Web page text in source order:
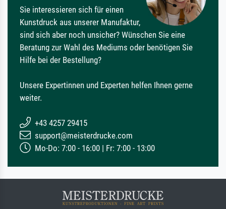
Sie interessieren sich für einen
Kunstdruck aus unserer Manufaktur,
sind sich aber noch unsicher? Wünschen Sie eine
Beratung zur Wahl des Mediums oder benötigen Sie
Hilfe bei der Bestellung?
Unsere Expertinnen und Experten helfen Ihnen gerne
weiter.
+43 4257 29415
support@meisterdrucke.com
Mo-Do: 7:00 - 16:00 | Fr: 7:00 - 13:00